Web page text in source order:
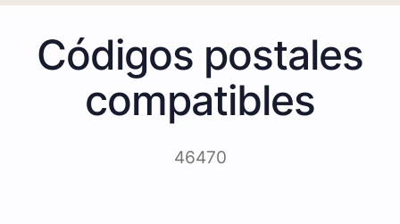
Códigos postales
compatibles
46470